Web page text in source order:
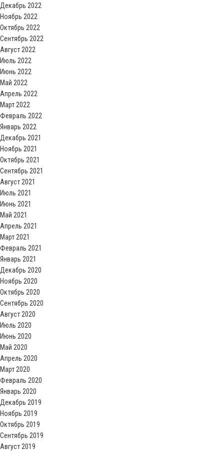
Декабрь 2022
Ноябрь 2022
Октябрь 2022
Сентябрь 2022
Август 2022
Июль 2022
Июнь 2022
Май 2022
Апрель 2022
Март 2022
Февраль 2022
Январь 2022
Декабрь 2021
Ноябрь 2021
Октябрь 2021
Сентябрь 2021
Август 2021
Июль 2021
Июнь 2021
Май 2021
Апрель 2021
Март 2021
Февраль 2021
Январь 2021
Декабрь 2020
Ноябрь 2020
Октябрь 2020
Сентябрь 2020
Август 2020
Июль 2020
Июнь 2020
Май 2020
Апрель 2020
Март 2020
Февраль 2020
Январь 2020
Декабрь 2019
Ноябрь 2019
Октябрь 2019
Сентябрь 2019
Август 2019